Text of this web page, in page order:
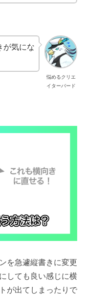
悩めるクリエ
イターバード
が気にな
を急遽縦書きに変更
しても良い感じに横
が出てしまったりで